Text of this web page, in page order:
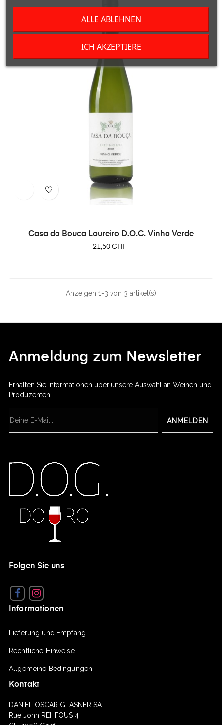
Casa da Bouca Loureiro D.O.C. Vinho Verde
Preis
21,50 CHF
Anzeigen 1-3 von 3 artikel(s)
Anmeldung zum Newsletter
Erhalten Sie Informationen über unsere Auswahl an Weinen und
Produzenten.
ANMELDEN
Folgen Sie uns
Facebook
Informationen
Lieferung und Empfang
Rechtliche Hinweise
Allgemeine Bedingungen
Kontakt
DANIEL OSCAR GLASNER SA
Rue John REHFOUS 4
ALLE ABLEHNEN
ICH AKZEPTIERE